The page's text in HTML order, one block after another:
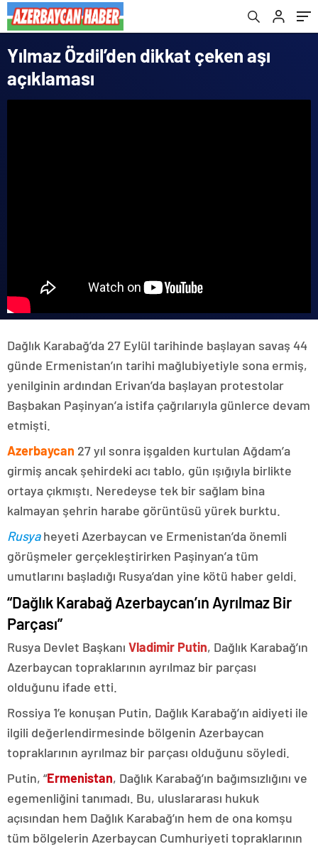
Yılmaz Özdil’den dikkat çeken aşı
açıklaması
Dağlık Karabağ’da 27 Eylül tarihinde başlayan savaş 44
günde Ermenistan’ın tarihi mağlubiyetiyle sona ermiş,
yenilginin ardından Erivan’da başlayan protestolar
Başbakan Paşinyan’a istifa çağrılarıyla günlerce devam
etmişti.
Azerbaycan 27 yıl sonra işgalden kurtulan Ağdam’a
girmiş ancak şehirdeki acı tablo, gün ışığıyla birlikte
ortaya çıkmıştı. Neredeyse tek bir sağlam bina
kalmayan şehrin harabe görüntüsü yürek burktu.
Rusyaheyeti Azerbaycan ve Ermenistan’da önemli
görüşmeler gerçekleştirirken Paşinyan’a tüm
umutlarını başladığı Rusya’dan yine kötü haber geldi.
“Dağlık Karabağ Azerbaycan’ın Ayrılmaz Bir
Parçası”
Rusya Devlet Başkanı Vladimir Putin, Dağlık Karabağ’ın
Azerbaycan topraklarının ayrılmaz bir parçası
olduğunu ifade etti.
Rossiya 1’e konuşan Putin, Dağlık Karabağ’ın aidiyeti ile
ilgili değerlendirmesinde bölgenin Azerbaycan
topraklarının ayrılmaz bir parçası olduğunu söyledi.
Putin, “Ermenistan, Dağlık Karabağ’ın bağımsızlığını ve
egemenliğini tanımadı. Bu, uluslararası hukuk
açısından hem Dağlık Karabağ’ın hem de ona komşu
tüm bölgelerin Azerbaycan Cumhuriyeti topraklarının